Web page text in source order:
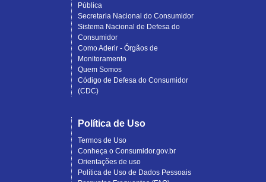
Pública
Secretaria Nacional do Consumidor
Sistema Nacional de Defesa do
Consumidor
Como Aderir - Órgãos de
Monitoramento
Quem Somos
Código de Defesa do Consumidor
(CDC)
Política de Uso
Termos de Uso
Conheça o Consumidor.gov.br
Orientações de uso
Política de Uso de Dados Pessoais